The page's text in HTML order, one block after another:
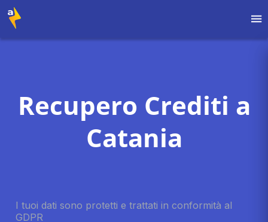
Recupero Crediti a
Catania